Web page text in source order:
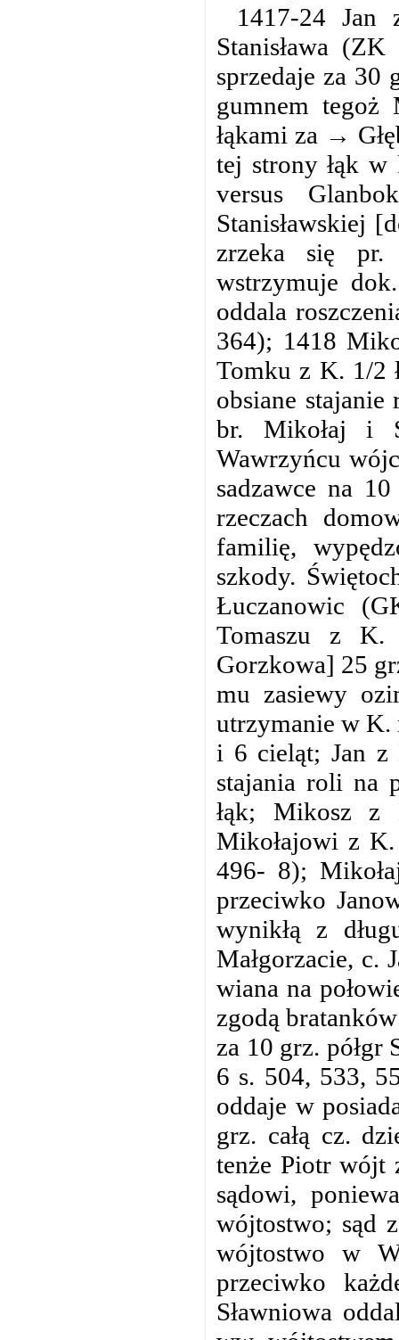
1417-24
Stanisława
sprzedaje za 30
gumnem tegoż
łąkami za →
tej strony łąk w
versus
Stanisławskiej
zrzeka się pr.
wstrzymuje
oddala
364); 1418
Tomku z K. 1/2
obsiane
br. Mikołaj i
Wawrzyńcu
sadzawce na
rzeczach
familię,
szkody.
Łuczanowic
Tomaszu z K.
Gorzkowa] 25
mu zasiewy
utrzymanie w K.
i 6 cieląt; Jan z
stajania roli na
łąk; Mikosz z
Mikołajowi z
496- 8);
przeciwko
wynikłą z
Małgorzacie, c.
wiana na
zgodą
za 10 grz. półgr
6 s. 504, 533,
oddaje w
grz. całą cz.
tenże Piotr wójt
sądowi,
wójtostwo; sąd
wójtostwo w
przeciwko
Sławniowa